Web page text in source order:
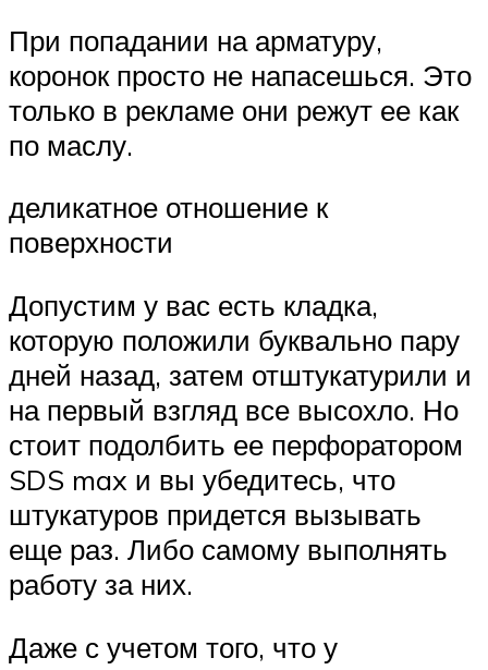
При попадании на арматуру,
коронок просто не напасешься. Это
только в рекламе они режут ее как
по маслу.
деликатное отношение к
поверхности
Допустим у вас есть кладка,
которую положили буквально пару
дней назад, затем отштукатурили и
на первый взгляд все высохло. Но
стоит подолбить ее перфоратором
SDS max и вы убедитесь, что
штукатуров придется вызывать
еще раз. Либо самому выполнять
работу за них.
Даже с учетом того, что у